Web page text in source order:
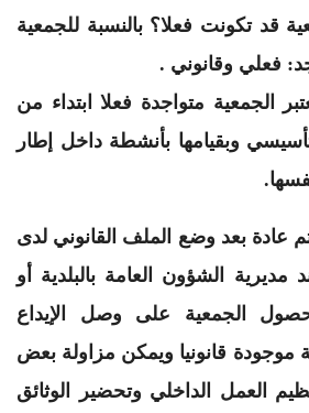
قد تكونت فعلا؟ بالنسبة للجمعية
فعلي وقانوني .
الجمعية متواجدة فعلا ابتداء من
وبقيامها بأنشطة داخل إطار
يتم عادة بعد وضع الملف القانوني لدى
مديرية الشؤون العامة بالبلدية أو
حصول الجمعية على وصل الإيداع
موجودة قانونيا ويمكن مزاولة بعض
العمل الداخلي وتحضير الوثائق